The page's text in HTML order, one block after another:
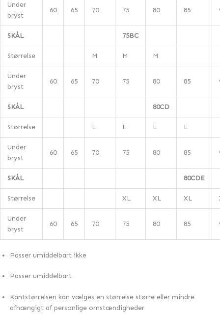
Under
bryst
60 65 70 75 80 85
SKÅL 75BC
Størrelse M M M
Under
bryst
60 65 70 75 80 85
SKÅL 80CD
Størrelse L L L L
Under
bryst
60 65 70 75 80 85
SKÅL 80CDE
Størrelse XL XL XL
Under
bryst
60 65 70 75 80 85
Passer umiddelbart ikke
Passer umiddelbart
Kantstørrelsen kan vælges en størrelse større eller mindre
afhængigt af personlige omstændigheder